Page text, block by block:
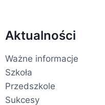
Aktualności
Ważne informacje
Szkoła
Przedszkole
Sukcesy